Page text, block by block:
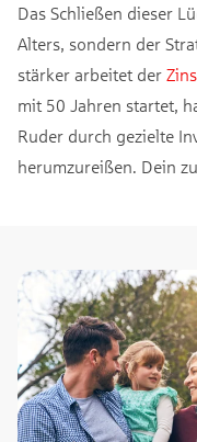
Das Schließen dieser
Alters, sondern der
stärker arbeitet der
mit 50 Jahren startet,
Ruder durch gezielte
herumzureißen. Dein